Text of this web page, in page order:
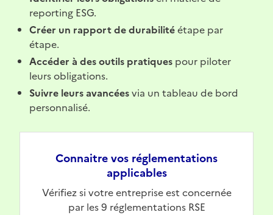
reporting ESG.
Créer un rapport de durabilitéétape par
étape.
Accéder à des outils pratiques pour piloter
leurs obligations.
Suivre leurs avancéesvia un tableau de bord
personnalisé.
Connaitre vos réglementations
applicables
Vérifiez si votre entreprise est concernée
par les 9 réglementations RSE